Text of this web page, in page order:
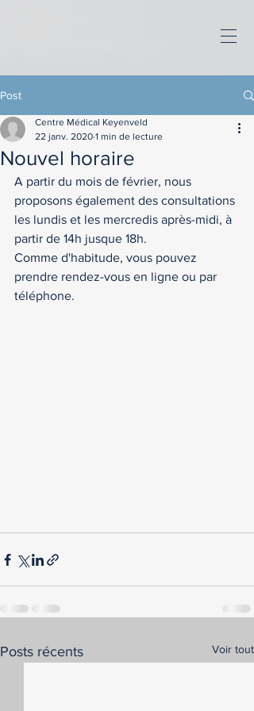
Post
Nouvel horaire
Centre Médical Keyenveld
22 janv. 2020 1 min de lecture
A partir du mois de février, nous
proposons également des consultations
les lundis et les mercredis après-midi, à
partir de 14h jusque 18h.
Comme d'habitude, vous pouvez
prendre rendez-vous en ligne ou par
téléphone.
Posts récents Voir tout